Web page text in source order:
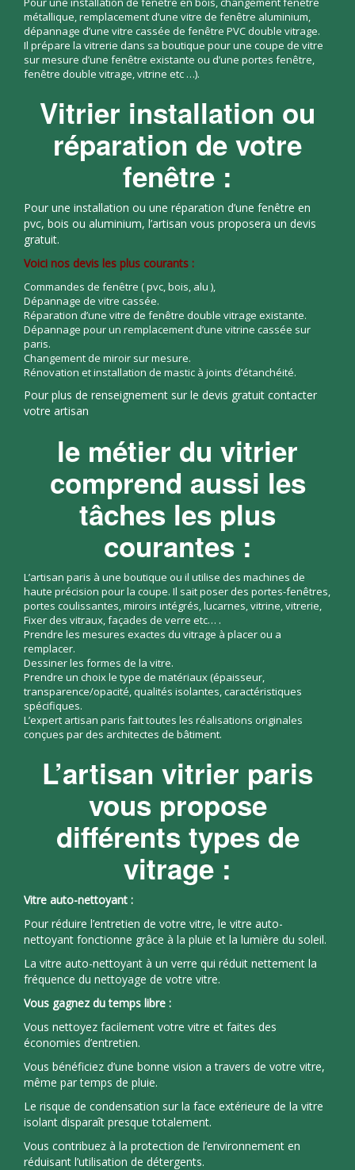
métallique, remplacement d’une vitre de fenêtre aluminium,
dépannage d’une vitre cassée de fenêtre PVC double vitrage.
Il prépare la vitrerie dans sa boutique pour une coupe de vitre
sur mesure d’une fenêtre existante ou d’une portes fenêtre,
fenêtre double vitrage, vitrine etc …).
Vitrier installation ou
réparation de votre
fenêtre :
Pour une installation ou une réparation d’une fenêtre en
pvc, bois ou aluminium, l’artisan vous proposera un devis
gratuit.
Voici nos devis les plus courants :
Commandes de fenêtre ( pvc, bois, alu ),
Dépannage de vitre cassée.
Réparation d’une vitre de fenêtre double vitrage existante.
Dépannage pour un remplacement d’une vitrine cassée sur
paris.
Changement de miroir sur mesure.
Rénovation et installation de mastic à joints d’étanchéité.
Pour plus de renseignement sur le devis gratuit contacter
votre artisan
le métier du vitrier
comprend aussi les
tâches les plus
courantes :
L’artisan paris à une boutique ou il utilise des machines de
haute précision pour la coupe. Il sait poser des portes-fenêtres,
portes coulissantes, miroirs intégrés, lucarnes, vitrine, vitrerie,
Fixer des vitraux, façades de verre etc… .
Prendre les mesures exactes du vitrage à placer ou a
remplacer.
Dessiner les formes de la vitre.
Prendre un choix le type de matériaux (épaisseur,
transparence/opacité, qualités isolantes, caractéristiques
spécifiques.
L’expert artisan paris fait toutes les réalisations originales
conçues par des architectes de bâtiment.
L’artisan vitrier paris
vous propose
différents types de
vitrage :
Vitre auto-nettoyant :
Pour réduire l’entretien de votre vitre, le vitre auto-
nettoyant fonctionne grâce à la pluie et la lumière du soleil.
La vitre auto-nettoyant à un verre qui réduit nettement la
fréquence du nettoyage de votre vitre.
Vous gagnez du temps libre :
Vous nettoyez facilement votre vitre et faites des
économies d’entretien.
Vous bénéficiez d’une bonne vision a travers de votre vitre,
même par temps de pluie.
Le risque de condensation sur la face extérieure de la vitre
isolant disparaît presque totalement.
Vous contribuez à la protection de l’environnement en
réduisant l’utilisation de détergents.